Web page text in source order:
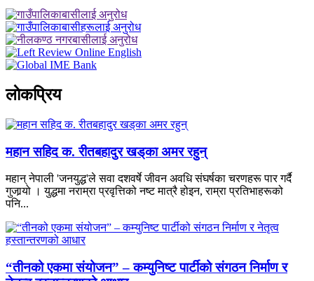
लाेकप्रिय
महान सहिद क. रीतबहादुर खड्‌का अमर रहुन्
महान् नेपाली 'जनयुद्ध'ले सवा दशवर्षे जीवन अवधि संघर्षका चरणहरू पार गर्दै
गुजार्‍यो । युद्धमा नराम्रा प्रवृत्तिको नष्ट मात्रै होइन, राम्रा प्रतिभाहरूको
पनि...
“तीनको एकमा संयोजन” – कम्युनिष्ट पार्टीको संगठन निर्माण र